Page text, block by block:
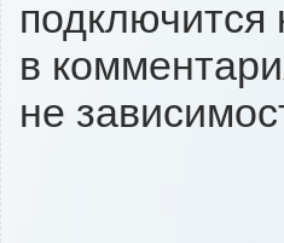
подключится
в
не